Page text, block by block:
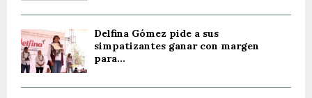
Delfina Gómez pide a sus
simpatizantes ganar con margen
para...